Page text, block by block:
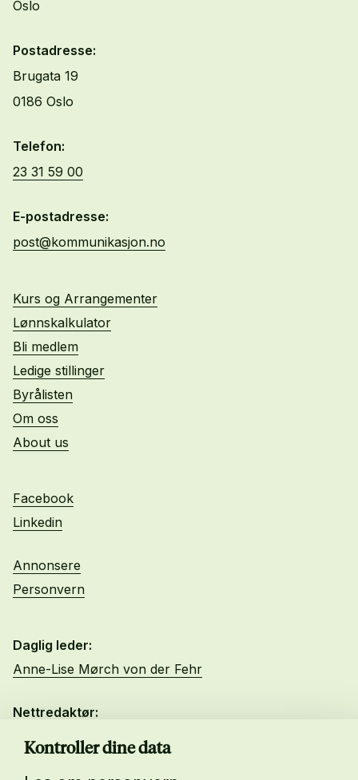
Kontroller dine data
Oslo
Postadresse:
Brugata 19
0186 Oslo
Telefon:
23 31 59 00
E-postadresse:
post@kommunikasjon.no
Kurs og Arrangementer
Lønnskalkulator
Bli medlem
Ledige stillinger
Byrålisten
Om oss
About us
Facebook
Linkedin
Annonsere
Personvern
Daglig leder:
Anne-Lise Mørch von der Fehr
Nettredaktør:
Malin Sundby Revaa